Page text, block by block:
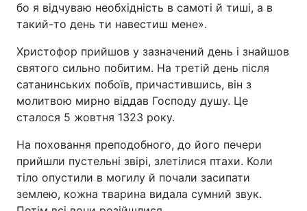
бо я відчуваю необхідність в самоті й тиші, а в
такий-то день ти навестиш мене».
Христофор прийшов у зазначений день і знайшов
святого сильно побитим. На третій день після
сатанинських побоїв, причастившись, він з
молитвою мирно віддав Господу душу. Це
сталося 5 жовтня 1323 року.
На поховання преподобного, до його печери
прийшли пустельні звірі, злетілися птахи. Коли
тіло опустили в могилу й почали засипати
землею, кожна тварина видала сумний звук.